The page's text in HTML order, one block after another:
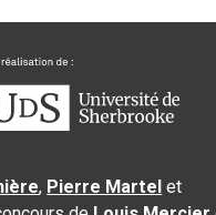
, Pierre Martel et